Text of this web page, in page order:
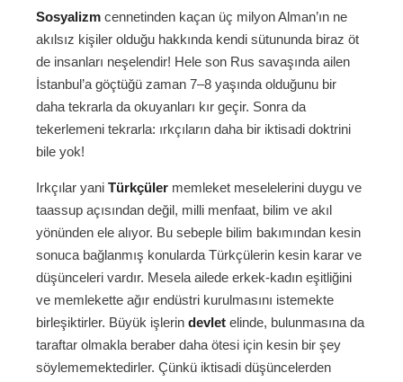
Sosyalizm cennetinden kaçan üç milyon Alman’ın ne
akılsız kişiler olduğu hakkında kendi sütununda biraz öt
de insanları neşelendir! Hele son Rus savaşında ailen
İstanbul’a göçtüğü zaman 7–8 yaşında olduğunu bir
daha tekrarla da okuyanları kır geçir. Sonra da
tekerlemeni tekrarla: ırkçıların daha bir iktisadi doktrini
bile yok!
Irkçılar yani Türkçüler memleket meselelerini duygu ve
taassup açısından değil, milli menfaat, bilim ve akıl
yönünden ele alıyor. Bu sebeple bilim bakımından kesin
sonuca bağlanmış konularda Türkçülerin kesin karar ve
düşünceleri vardır. Mesela ailede erkek-kadın eşitliğini
ve memlekette ağır endüstri kurulmasını istemekte
birleşiktirler. Büyük işlerin devlet elinde, bulunmasına da
taraftar olmakla beraber daha ötesi için kesin bir şey
söylememektedirler. Çünkü iktisadi düşüncelerden